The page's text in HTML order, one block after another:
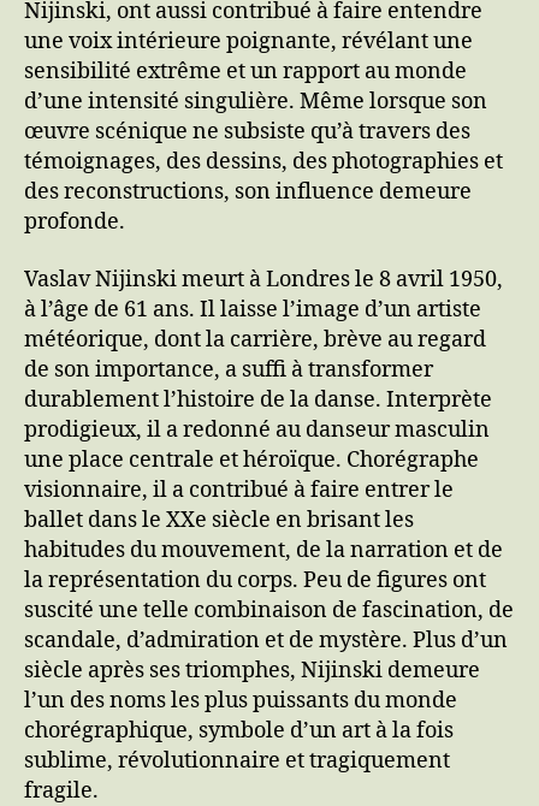
Nijinski, ont aussi contribué à faire entendre
une voix intérieure poignante, révélant une
sensibilité extrême et un rapport au monde
d’une intensité singulière. Même lorsque son
œuvre scénique ne subsiste qu’à travers des
témoignages, des dessins, des photographies et
des reconstructions, son influence demeure
profonde.
Vaslav Nijinski meurt à Londres le 8 avril 1950,
à l’âge de 61 ans. Il laisse l’image d’un artiste
météorique, dont la carrière, brève au regard
de son importance, a suffi à transformer
durablement l’histoire de la danse. Interprète
prodigieux, il a redonné au danseur masculin
une place centrale et héroïque. Chorégraphe
visionnaire, il a contribué à faire entrer le
ballet dans le XXe siècle en brisant les
habitudes du mouvement, de la narration et de
la représentation du corps. Peu de figures ont
suscité une telle combinaison de fascination, de
scandale, d’admiration et de mystère. Plus d’un
siècle après ses triomphes, Nijinski demeure
l’un des noms les plus puissants du monde
chorégraphique, symbole d’un art à la fois
sublime, révolutionnaire et tragiquement
fragile.